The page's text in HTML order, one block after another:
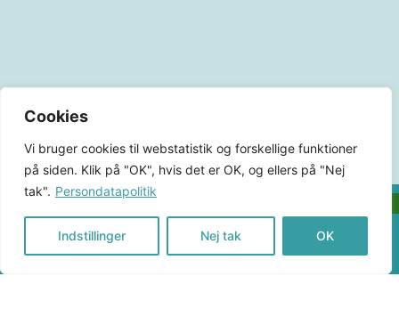
Cookies
Vi bruger cookies til webstatistik og forskellige funktioner
på siden. Klik på "OK", hvis det er OK, og ellers på "Nej
tak". Persondatapolitik
Indstillinger Nej tak OK